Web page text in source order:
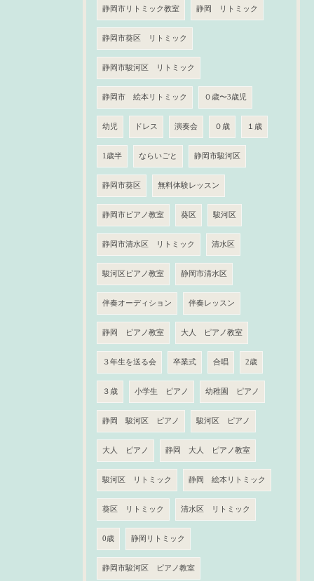
静岡市リトミック教室 静岡 リトミック
静岡市葵区 リトミック
静岡市駿河区 リトミック
静岡市 絵本リトミック ０歳〜3歳児
幼児 ドレス 演奏会 ０歳 １歳
1歳半 ならいごと 静岡市駿河区
静岡市葵区 無料体験レッスン
静岡市ピアノ教室 葵区 駿河区
静岡市清水区 リトミック 清水区
駿河区ピアノ教室 静岡市清水区
伴奏オーディション 伴奏レッスン
静岡 ピアノ教室 大人 ピアノ教室
３年生を送る会 卒業式 合唱 2歳
３歳 小学生 ピアノ 幼稚園 ピアノ
静岡 駿河区 ピアノ 駿河区 ピアノ
大人 ピアノ 静岡 大人 ピアノ教室
駿河区 リトミック 静岡 絵本リトミック
葵区 リトミック 清水区 リトミック
0歳 静岡リトミック
静岡市駿河区 ピアノ教室